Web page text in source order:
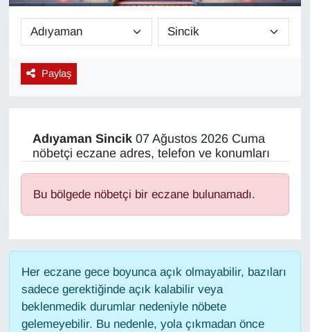
Paylaş
Adıyaman Sincik07 Ağustos 2026 Cuma
nöbetçi eczane adres, telefon ve konumları
Bu bölgede nöbetçi bir eczane bulunamadı.
Her eczane gece boyunca açık olmayabilir, bazıları
sadece gerektiğinde açık kalabilir veya
beklenmedik durumlar nedeniyle nöbete
gelemeyebilir. Bu nedenle, yola çıkmadan önce
Diğer
DÜNYA
EKONOMİ
Eleman
Emlak
GENEL
Güncel